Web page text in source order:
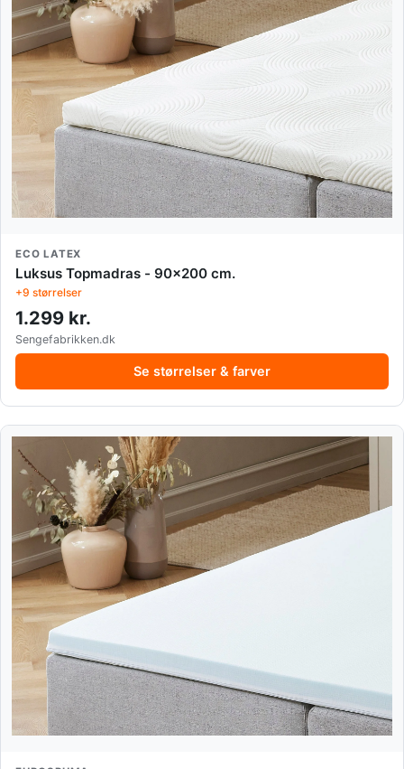
ECO LATEX
Luksus Topmadras - 90x200 cm.
+9 størrelser
1.299 kr.
Sengefabrikken.dk
Se størrelser & farver